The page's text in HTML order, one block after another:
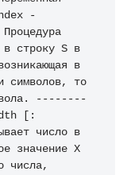
-
строку S в
в
символов, то
--------
[:
число в
значение X
числа,